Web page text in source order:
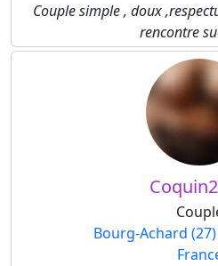
Couple simple , doux
rencontre
Bourg-Achard (27)